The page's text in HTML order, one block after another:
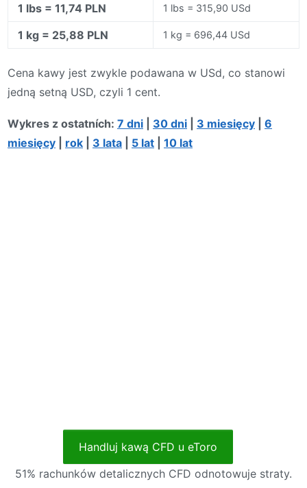
1 lbs = 11,74 PLN 1 lbs = 315,90 USd
1 kg = 25,88 PLN 1 kg = 696,44 USd
Cena kawy jest zwykle podawana w USd, co stanowi
jedną setną USD, czyli 1 cent.
Wykres z ostatních: 7 dni 30 dni 3 miesięcy
6
miesięcy
rok 3 lata 5 lat 10 lat
Handluj kawą CFD u eToro
51% rachunków detalicznych CFD odnotowuje straty.